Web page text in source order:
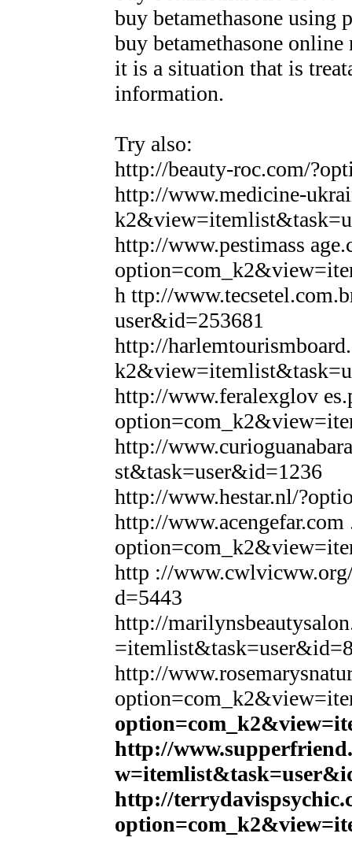
buy betamethasone using
buy betamethasone
it is a situation that is
information.
Try also:
http://beauty-roc.com/
http://www.medicine-
http://www.pestimass
h ttp://
user&id=253681
http://
http://www.feralexglov
http://
st&task=user&id=1236
http://www.hestar.nl/
http://www.acengefar.com
http ://
d=5443
http://
http://
http://
http://